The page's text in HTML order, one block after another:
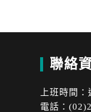
聯絡
上班時間
電話：